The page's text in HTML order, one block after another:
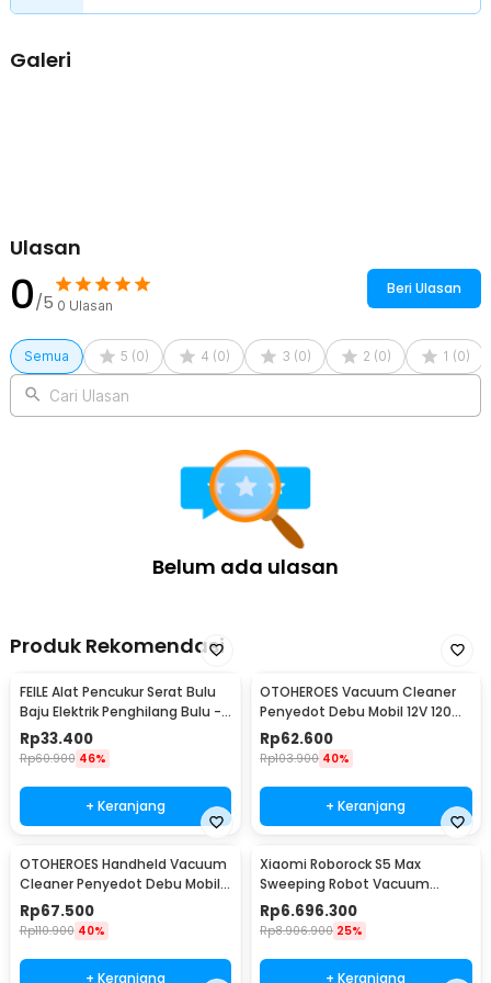
Material Serat Berkualitas Tinggi
HUMI BC-AP-01 - QH009
Galeri
Ulasan
0/5 0 Ulasan
Beri Ulasan
Semua 5 (0) 4 (0) 3 (0) 2 (0) 1 (0)
Cari Ulasan
Belum ada ulasan
Produk Rekomendasi
FEILE Alat Pencukur Serat Bulu
Baju Elektrik Penghilang Bulu -
2088
Rp33.400
Rp60.900 46%
+ Keranjang
OTOHEROES Vacuum Cleaner
Penyedot Debu Mobil 12V 120W
- APY2001-2XCQ
Rp62.600
Rp103.900 40%
+ Keranjang
OTOHEROES Handheld Vacuum
Cleaner Penyedot Debu Mobil
12V 120W 5.5KPA - CVC100
Rp67.500
Rp110.900 40%
+ Keranjang
Xiaomi Roborock S5 Max
Sweeping Robot Vacuum
Cleaner 2000Pa
Rp6.696.300
Rp8.906.900 25%
+ Keranjang